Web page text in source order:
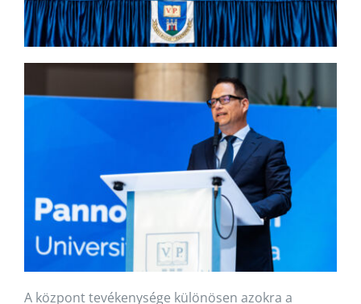
A központ tevékenysége különösen azokra a